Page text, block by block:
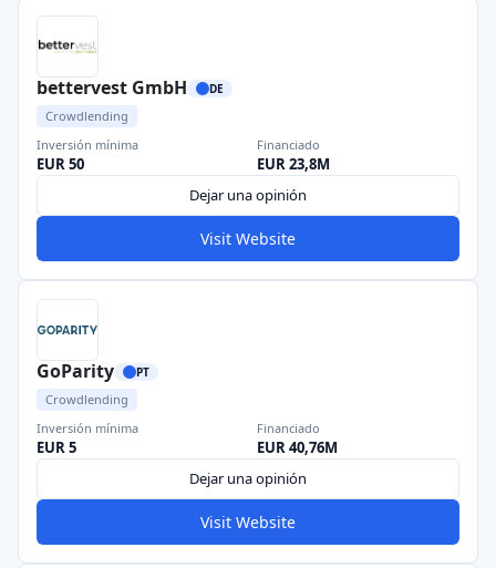
bettervest GmbH DE
Crowdlending
Inversión mínima
EUR 50
Financiado
EUR 23,8M
Dejar una opinión
Visit Website
GoParity PT
Crowdlending
Inversión mínima
EUR 5
Financiado
EUR 40,76M
Dejar una opinión
Visit Website